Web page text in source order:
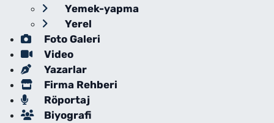
Yemek-yapma
Yerel
Foto Galeri
Video
Yazarlar
Firma Rehberi
Röportaj
Biyografi